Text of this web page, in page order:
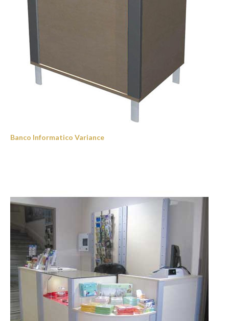
Banco Informatico Variance